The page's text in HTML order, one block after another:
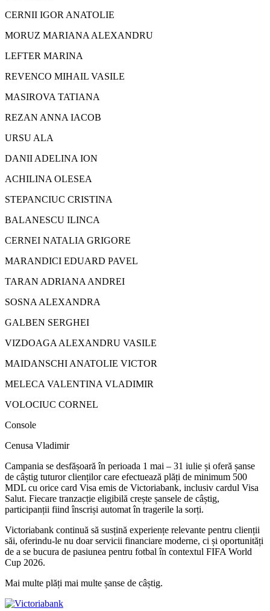
CERNII IGOR ANATOLIE
MORUZ MARIANA ALEXANDRU
LEFTER MARINA
REVENCO MIHAIL VASILE
MASIROVA TATIANA
REZAN ANNA IACOB
URSU ALA
DANII ADELINA ION
ACHILINA OLESEA
STEPANCIUC CRISTINA
BALANESCU ILINCA
CERNEI NATALIA GRIGORE
MARANDICI EDUARD PAVEL
TARAN ADRIANA ANDREI
SOSNA ALEXANDRA
GALBEN SERGHEI
VIZDOAGA ALEXANDRU VASILE
MAIDANSCHI ANATOLIE VICTOR
MELECA VALENTINA VLADIMIR
VOLOCIUC CORNEL
Console
Cenusa Vladimir
Campania se desfășoară în perioada 1 mai – 31 iulie și oferă șanse
de câștig tuturor clienților care efectuează plăți de minimum 500
MDL cu orice card Visa emis de Victoriabank, inclusiv cardul Visa
Salut. Fiecare tranzacție eligibilă crește șansele de câștig,
participanții fiind înscriși automat în tragerile la sorți.
Victoriabank continuă să susțină experiențe relevante pentru clienții
săi, oferindu-le nu doar servicii financiare moderne, ci și oportunități
de a se bucura de pasiunea pentru fotbal în contextul FIFA World
Cup 2026.
Mai multe plăți mai multe șanse de câștig.